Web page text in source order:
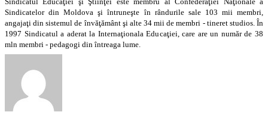
Sindicatelor din Moldova şi întruneşte în rândurile sale 103 mii membri,
angajaţi din sistemul de învăţământ şi alte 34 mii de membri - tineret studios. În
1997 Sindicatul a aderat la Internaţionala Educaţiei, care are un număr de 38
mln membri - pedagogi din întreaga lume.